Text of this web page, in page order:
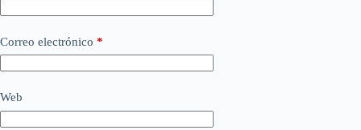
Correo electrónico *
Web